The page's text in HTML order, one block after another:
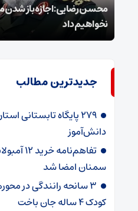
محسن رضایی: اجازه باز شدن
نخواهیم داد
جدیدترین مطالب
دانش‌آموز
سمنان امضا شد
۳ سانحه رانندگی در
کودک ۴ ساله جان باخت